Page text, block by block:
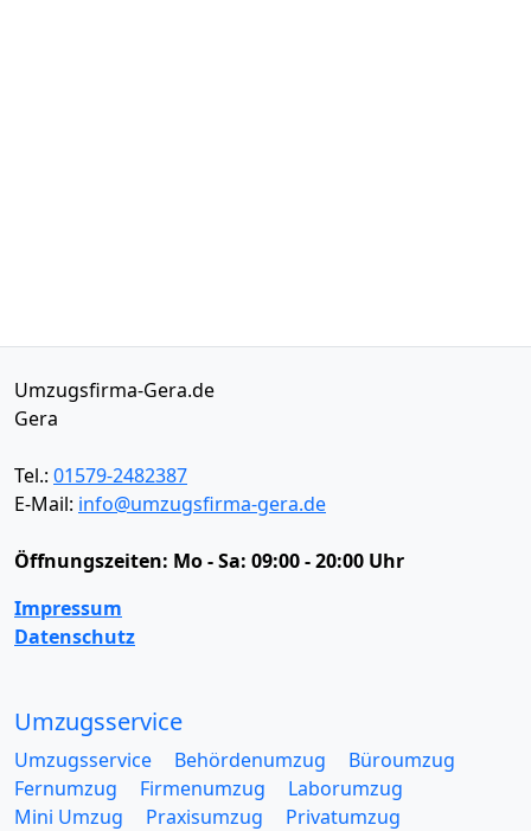
Umzugsfirma-Gera.de
Gera
Tel.: 01579-2482387
E-Mail: info@umzugsfirma-gera.de
Öffnungszeiten: Mo - Sa: 09:00 - 20:00 Uhr
Impressum
Datenschutz
Umzugsservice
Umzugsservice Behördenumzug
Büroumzug
Fernumzug
Firmenumzug
Laborumzug
Mini Umzug
Praxisumzug
Privatumzug